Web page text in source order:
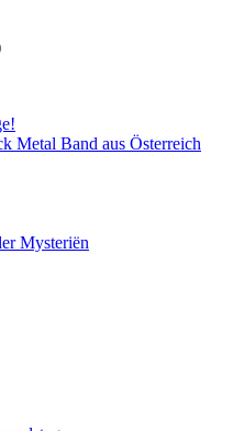
Metal Band aus Österreich
Mysteriën